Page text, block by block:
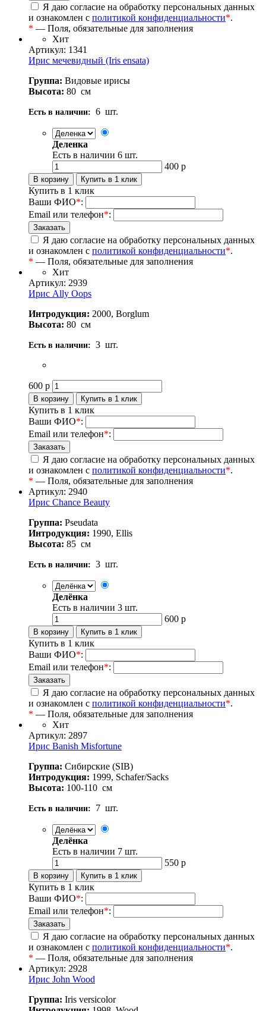
Я даю согласие на обработку персональных данных
и ознакомлен с политикой конфиденциальности*.
* — Поля, обязательные для заполнения
Хит
Артикул: 1341
Ирис мечевидный (Iris ensata)
Группа: Видовые ирисы
Высота: 80 см
Есть в наличии: 6 шт.
Деленка
Есть в наличии 6 шт.
400 р
Купить в 1 клик
Ваши ФИО*:
Email или телефон*:
Я даю согласие на обработку персональных данных
и ознакомлен с политикой конфиденциальности*.
* — Поля, обязательные для заполнения
Хит
Артикул: 2939
Ирис Ally Oops
Интродукция: 2000, Borglum
Высота: 80 см
Есть в наличии: 3 шт.
600 р
Купить в 1 клик
Ваши ФИО*:
Email или телефон*:
Я даю согласие на обработку персональных данных
и ознакомлен с политикой конфиденциальности*.
* — Поля, обязательные для заполнения
Артикул: 2940
Ирис Chance Beauty
Группа: Pseudata
Интродукция: 1990, Ellis
Высота: 85 см
Есть в наличии: 3 шт.
Делёнка
Есть в наличии 3 шт.
600 р
Купить в 1 клик
Ваши ФИО*:
Email или телефон*:
Я даю согласие на обработку персональных данных
и ознакомлен с политикой конфиденциальности*.
* — Поля, обязательные для заполнения
Хит
Артикул: 2897
Ирис Banish Misfortune
Группа: Сибирские (SIB)
Интродукция: 1999, Schafer/Sacks
Высота: 100-110 см
Есть в наличии: 7 шт.
Делёнка
Есть в наличии 7 шт.
550 р
Купить в 1 клик
Ваши ФИО*:
Email или телефон*:
Я даю согласие на обработку персональных данных
и ознакомлен с политикой конфиденциальности*.
* — Поля, обязательные для заполнения
Артикул: 2928
Ирис John Wood
Группа: Iris versicolor